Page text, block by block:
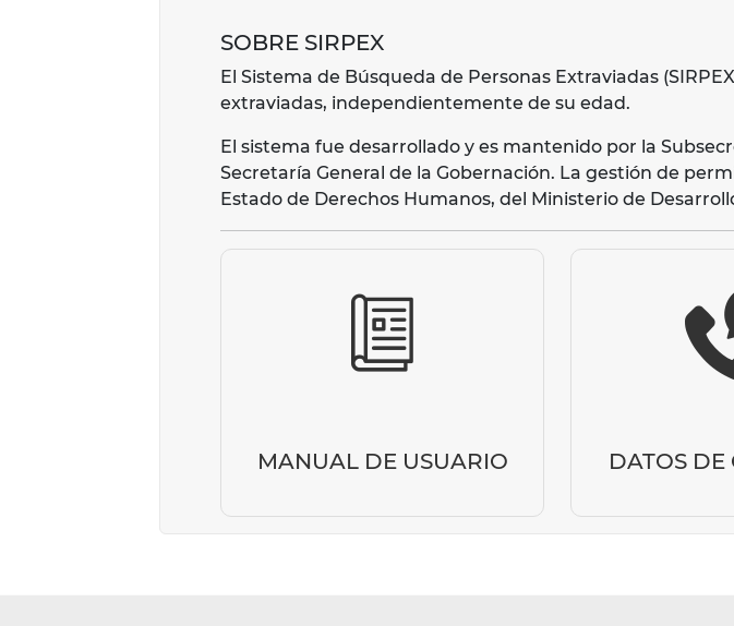
SOBRE SIRPEX
El Sistema de Búsqueda de Personas Extraviadas
extraviadas, independientemente de su edad.
El sistema fue desarrollado y es mantenido por la
Secretaría General de la Gobernación. La gestión de
Estado de Derechos Humanos, del Ministerio de
MANUAL DE USUARIO DATOS DE